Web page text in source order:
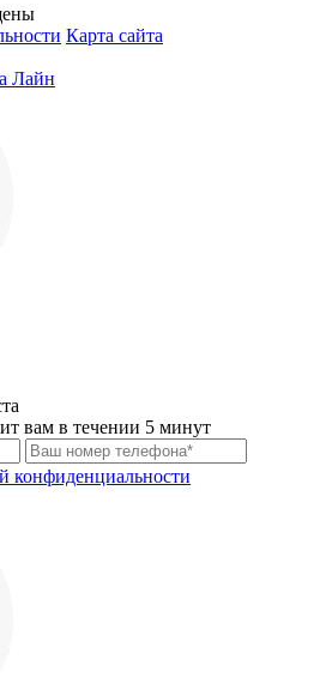
Карта сайта
Лайн
вам в течении 5 минут
конфиденциальности